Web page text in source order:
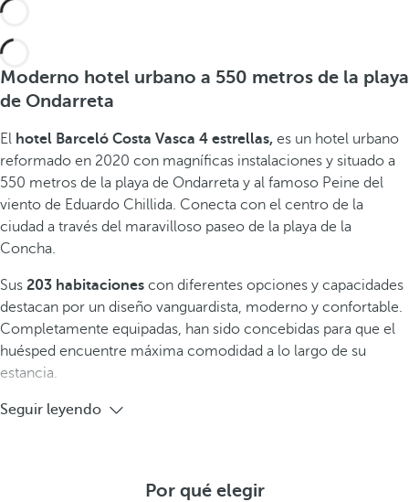
Moderno hotel urbano a 550 metros de la playa
de Ondarreta
El hotel Barceló Costa Vasca 4 estrellas, es un hotel urbano
reformado en 2020 con magníficas instalaciones y situado a
550 metros de la playa de Ondarreta y al famoso Peine del
viento de Eduardo Chillida. Conecta con el centro de la
ciudad a través del maravilloso paseo de la playa de la
Concha.
Sus 203 habitaciones con diferentes opciones y capacidades
destacan por un diseño vanguardista, moderno y confortable.
Completamente equipadas, han sido concebidas para que el
huésped encuentre máxima comodidad a lo largo de su
estancia.
Seguir leyendo
Por qué elegir